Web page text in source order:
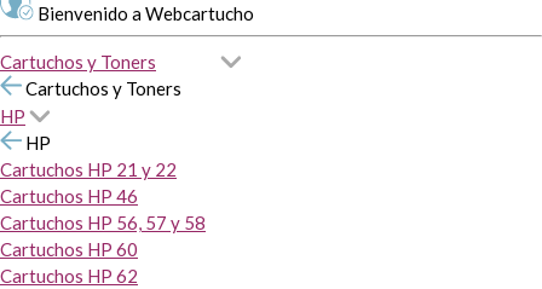
Bienvenido a Webcartucho
Cartuchos y Toners
Cartuchos y Toners
HP
HP
Cartuchos HP 21 y 22
Cartuchos HP 46
Cartuchos HP 56, 57 y 58
Cartuchos HP 60
Cartuchos HP 62